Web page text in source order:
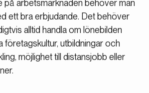
på arbetsmarknaden behöver man
ett bra erbjudande. Det behöver
alltid handla om lönebilden
företagskultur, utbildningar och
möjlighet till distansjobb eller